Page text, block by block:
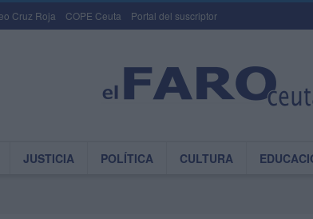
Cruz Roja COPE Ceuta Portal del suscriptor
JUSTICIA POLÍTICA CULTURA